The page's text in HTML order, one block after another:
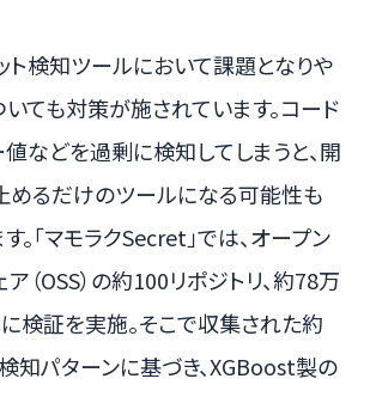
ト検知ツールにおいて課題となりや
ても対策が施されています。コード
などを過剰に検知してしまうと、開
るだけのツールになる可能性も
。「マモラクSecret」では、オープン
ア（OSS）の約100リポジトリ、約78万
検証を実施。そこで収集された約
知パターンに基づき、XGBoost製の